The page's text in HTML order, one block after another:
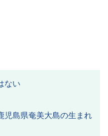
ない
児島県奄美大島の生まれ